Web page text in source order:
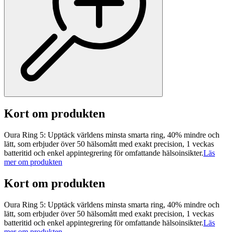
Kort om produkten
Oura Ring 5: Upptäck världens minsta smarta ring, 40% mindre och
lätt, som erbjuder över 50 hälsomått med exakt precision, 1 veckas
batteritid och enkel appintegrering för omfattande hälsoinsikter.Läs
mer om produkten
Kort om produkten
Oura Ring 5: Upptäck världens minsta smarta ring, 40% mindre och
lätt, som erbjuder över 50 hälsomått med exakt precision, 1 veckas
batteritid och enkel appintegrering för omfattande hälsoinsikter.Läs